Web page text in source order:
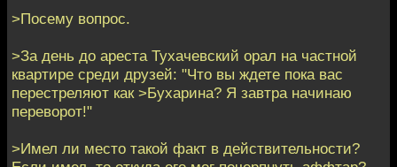
>Посему вопрос.
>За день до ареста Тухачевский орал на частной
квартире среди друзей: "Что вы ждете пока вас
перестреляют как >Бухарина? Я завтра начинаю
переворот!"
>Имел ли место такой факт в действительности?